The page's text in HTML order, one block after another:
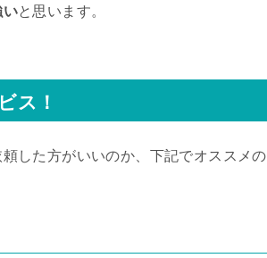
いと思います。
ス！
した方がいいのか、下記でオススメの